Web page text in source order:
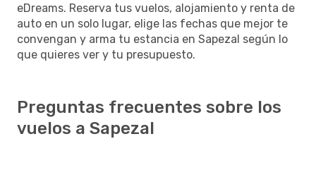
eDreams. Reserva tus vuelos, alojamiento y renta de
auto en un solo lugar, elige las fechas que mejor te
convengan y arma tu estancia en Sapezal según lo
que quieres ver y tu presupuesto.
Preguntas frecuentes sobre los
vuelos a Sapezal